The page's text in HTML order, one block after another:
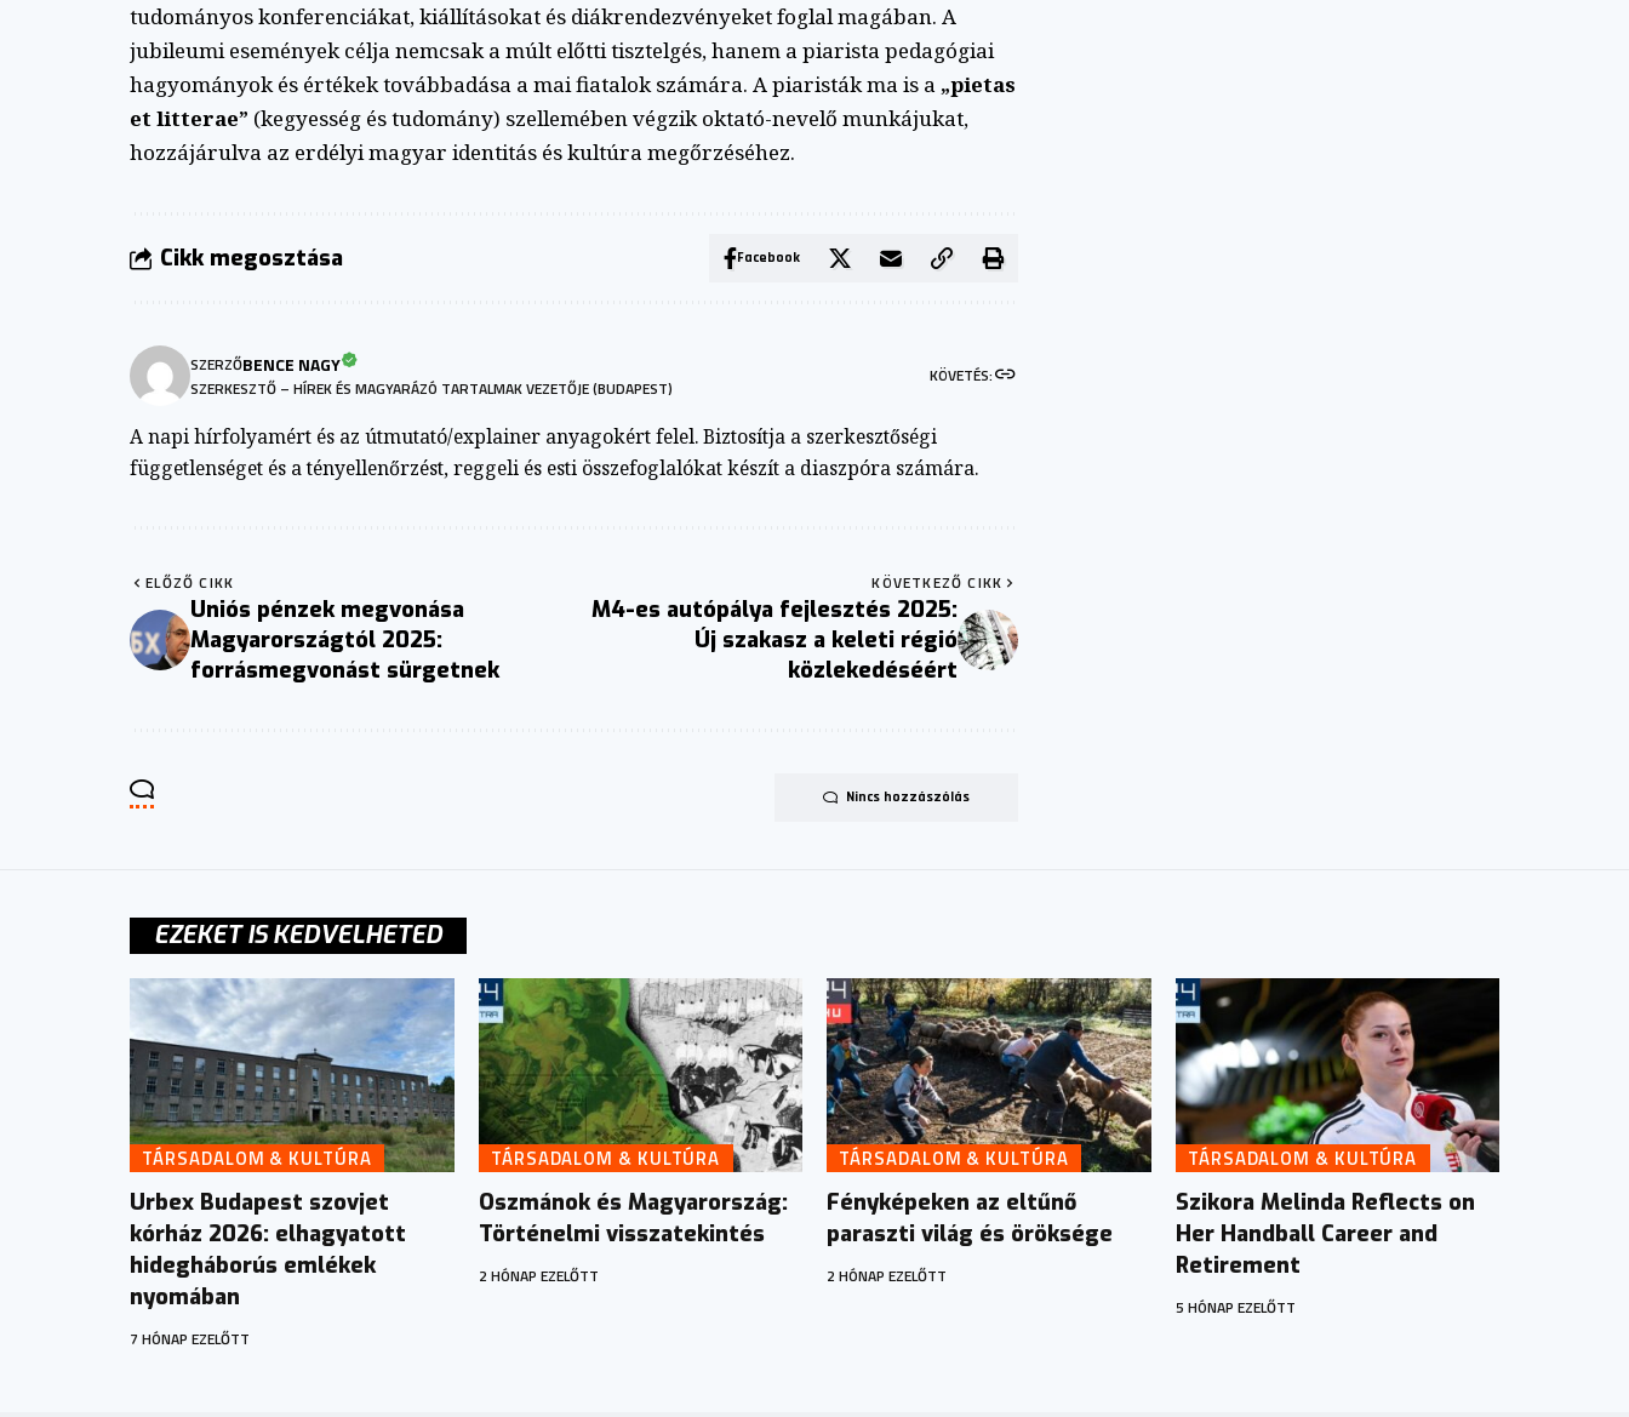
tudományos konferenciákat, kiállításokat és diákrendezvényeket foglal magában. A
jubileumi események célja nemcsak a múlt előtti tisztelgés, hanem a piarista pedagógiai
hagyományok és értékek továbbadása a mai fiatalok számára. A piaristák ma is a „pietas
et litterae” (kegyesség és tudomány) szellemében végzik oktató-nevelő munkájukat,
hozzájárulva az erdélyi magyar identitás és kultúra megőrzéséhez.
Cikk megosztása Facebook
SZERZŐBENCE NAGY
SZERKESZTŐ – HÍREK ÉS MAGYARÁZÓ TARTALMAK VEZETŐJE (BUDAPEST)
KÖVETÉS:
A napi hírfolyamért és az útmutató/explainer anyagokért felel. Biztosítja a szerkesztőségi
függetlenséget és a tényellenőrzést, reggeli és esti összefoglalókat készít a diaszpóra számára.
ELŐZŐ CIKK
Uniós pénzek megvonása
Magyarországtól 2025:
forrásmegvonást sürgetnek
KÖVETKEZŐ CIKK
M4-es autópálya fejlesztés 2025:
Új szakasz a keleti régió
közlekedéséért
Nincs hozzászólás
EZEKET IS KEDVELHETED
TÁRSADALOM & KULTÚRA
Urbex Budapest szovjet
kórház 2026: elhagyatott
hidegháborús emlékek
nyomában
7 HÓNAP EZELŐTT
TÁRSADALOM & KULTÚRA
Oszmánok és Magyarország:
Történelmi visszatekintés
2 HÓNAP EZELŐTT
TÁRSADALOM & KULTÚRA
Fényképeken az eltűnő
paraszti világ és öröksége
2 HÓNAP EZELŐTT
TÁRSADALOM & KULTÚRA
Szikora Melinda Reflects on
Her Handball Career and
Retirement
5 HÓNAP EZELŐTT